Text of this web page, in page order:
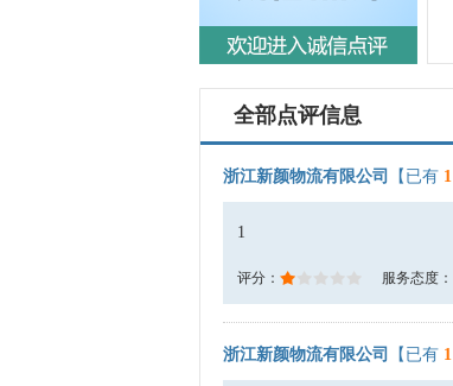
全部点评信息
浙江新颜物流有限公司 【已有 1
1
评分： 服务态度：
浙江新颜物流有限公司 【已有 1